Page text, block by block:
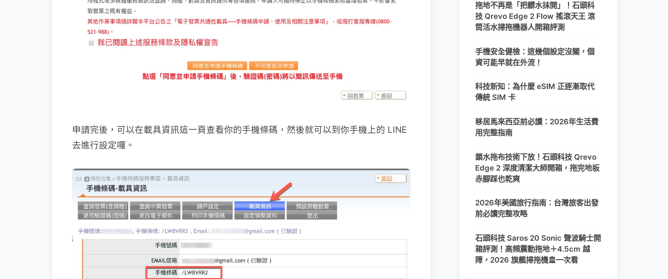
申請完後，可以在載具資訊這一頁查看你的手機條碼，然後就可以到你手機上的 LINE
去進行設定囉。
拖地不再是「把髒水抹開」！石頭科
技 Qrevo Edge 2 Flow 搖滾天王 滾
筒活水掃拖機器人開箱評測
手機安全健檢：這幾個設定沒關，個
資可能早就在外流！
科技新知：為什麼 eSIM 正逐漸取代
傳統 SIM 卡
移居馬來西亞前必讀：2026年生活費
用完整指南
鎖水拖布技術下放！石頭科技 Qrevo
Edge 2 深度清潔大師開箱，拖完地板
赤腳踩也乾爽
2026年美國旅行指南：台灣旅客出發
前必讀完整攻略
石頭科技 Saros 20 Sonic 聲波騎士開
箱評測！高頻震動拖地＋4.5cm 越
障，2026 旗艦掃拖機皇一次看